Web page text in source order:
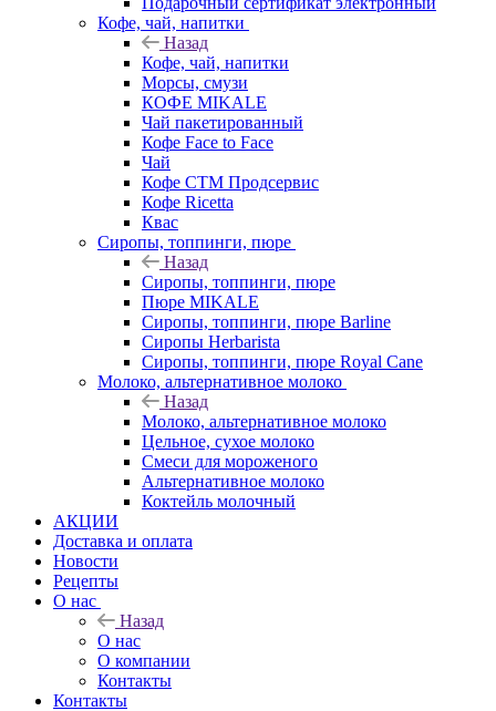
Кофе, чай, напитки
Назад
Кофе, чай, напитки
Морсы, смузи
КОФЕ MIKALE
Чай пакетированный
Кофе Face to Face
Чай
Кофе СТМ Продсервис
Кофе Ricetta
Квас
Сиропы, топпинги, пюре
Назад
Сиропы, топпинги, пюре
Пюре MIKALE
Сиропы, топпинги, пюре Barline
Сиропы Herbarista
Сиропы, топпинги, пюре Royal Cane
Молоко, альтернативное молоко
Назад
Молоко, альтернативное молоко
Цельное, сухое молоко
Смеси для мороженого
Альтернативное молоко
Коктейль молочный
АКЦИИ
Доставка и оплата
Новости
Рецепты
О нас
Назад
О нас
О компании
Контакты
Контакты